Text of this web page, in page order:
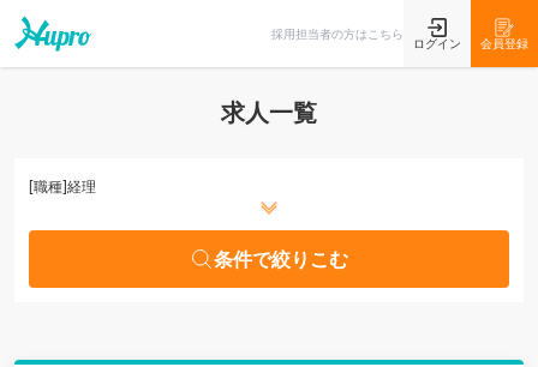
採用担当者の方はこちら
ログイン 会員登録
求人一覧
[職種]経理
条件で絞りこむ